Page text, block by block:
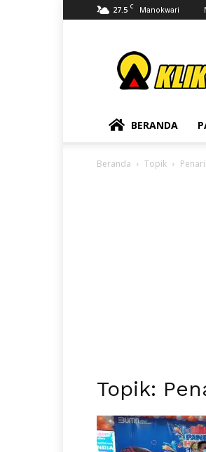
27.5 C Manokwari
BERANDA
Beranda Topik
Topik: